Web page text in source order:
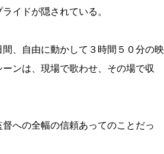
イドが隠されている。
、自由に動かして３時間５０分の映
ンは、現場で歌わせ、その場で収
への全幅の信頼あってのことだっ